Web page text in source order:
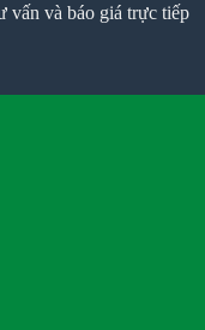
vấn và báo giá trực tiếp